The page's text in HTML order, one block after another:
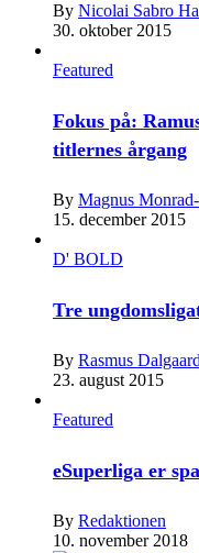
By Nicolai Sabro
30. oktober 2015
Featured
Fokus på:
titlernes årgang
By Magnus
15. december 2015
D' BOLD
Tre
By Rasmus Dalgaard
23. august 2015
Featured
eSuperliga er
By Redaktionen
10. november 2018